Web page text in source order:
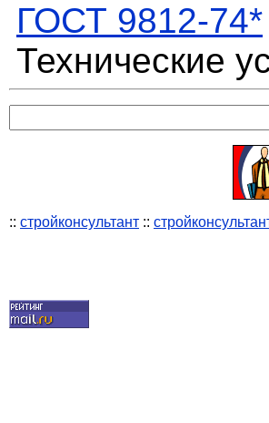
ГОСТ 9812-74*
Технические
:: стройконсультант ::